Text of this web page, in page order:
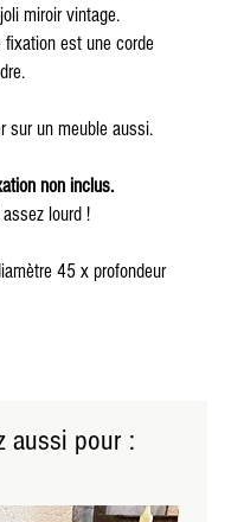
miroir vintage.
fixation est une corde
sur un meuble aussi.
non inclus.
lourd !
45 x profondeur
aussi pour :